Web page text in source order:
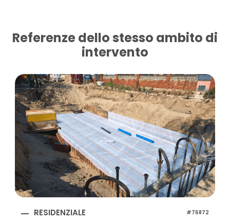
Referenze dello stesso ambito di
intervento
RESIDENZIALE #76872